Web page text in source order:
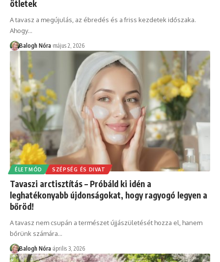
ötletek
A tavasz a megújulás, az ébredés és a friss kezdetek időszaka.
Ahogy…
Balogh Nóra május 2, 2026
ÉLETMÓD SZÉPSÉG ÉS DIVAT
Tavaszi arctisztítás – Próbáld ki idén a
leghatékonyabb újdonságokat, hogy ragyogó legyen a
bőröd!
A tavasz nem csupán a természet újjászületését hozza el, hanem
bőrünk számára…
Balogh Nóra április 3, 2026